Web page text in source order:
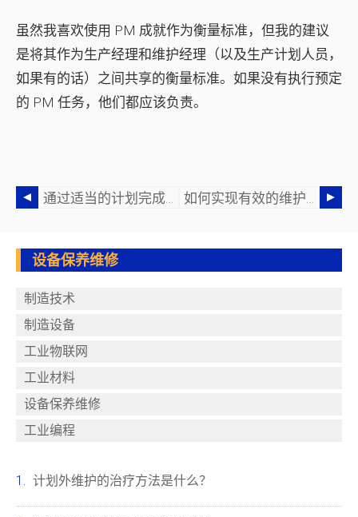
虽然我喜欢使用 PM 成就作为衡量标准，但我的建议
是将其作为生产经理和维护经理（以及生产计划人员，
如果有的话）之间共享的衡量标准。如果没有执行预定
的 PM 任务，他们都应该负责。
通过适当的计划完成更多维护工作 如何实现有效的维护计划
设备保养维修
制造技术
制造设备
工业物联网
工业材料
设备保养维修
工业编程
计划外维护的治疗方法是什么？